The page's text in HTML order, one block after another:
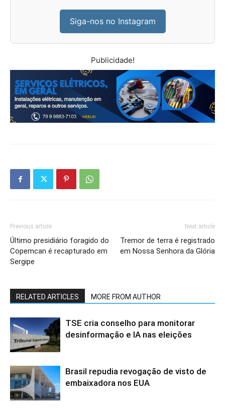
Siga-nos no Instagram
Publicidade!
Previous article
Último presidiário foragido do
Copemcan é recapturado em
Sergipe
Next article
Tremor de terra é registrado
em Nossa Senhora da Glória
RELATED ARTICLES MORE FROM AUTHOR
TSE cria conselho para monitorar
desinformação e IA nas eleições
Brasil repudia revogação de visto de
embaixadora nos EUA